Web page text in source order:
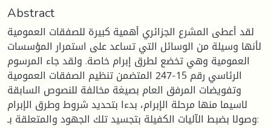
Abstract
لقد أعطى المشرع الجزائري أهمية كبيرة للصفقات العمومية
لأنها وسيلة من الوسائل التي تساعد على استمرار المؤسسات
العمومية وهي تخضع لطرق إبرام خاصة. ولقد جاء المرسوم
الرئاسي رقم 15-247 المتضمن تنظيم الصفقات العمومية
وتفويضات المرفق العام بصيغة مخالفة للنصوص السابقة
لاسيما منها مرحلة الإبرام، بدءا بتحديد شروط وطرق الإبرام
وصولا بضبط الآليات الكفيلة بتجسيد تلك الجهود والمتعلقة بـ: